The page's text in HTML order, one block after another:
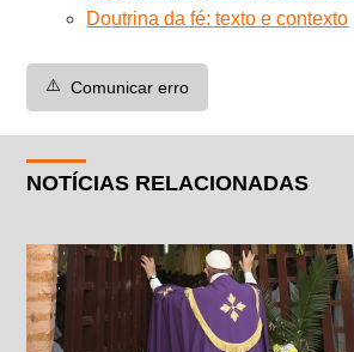
Doutrina da fé: texto e contexto
⚠️ Comunicar erro
NOTÍCIAS RELACIONADAS